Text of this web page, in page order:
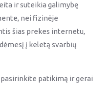
ir suteikia galimybę
nei fizinėje
šias prekes internetu,
į keletą svarbių
patikimą ir gerai